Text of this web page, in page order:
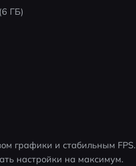
ГБ)
графики и стабильным FPS.
настройки на максимум.